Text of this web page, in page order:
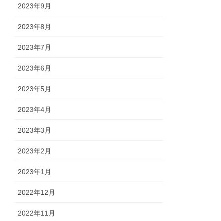
2023年9月
2023年8月
2023年7月
2023年6月
2023年5月
2023年4月
2023年3月
2023年2月
2023年1月
2022年12月
2022年11月